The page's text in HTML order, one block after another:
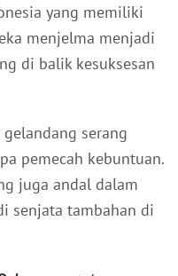
yang memiliki
menjelma menjadi
di balik kesuksesan
serang
pemecah kebuntuan.
juga andal dalam
senjata tambahan di